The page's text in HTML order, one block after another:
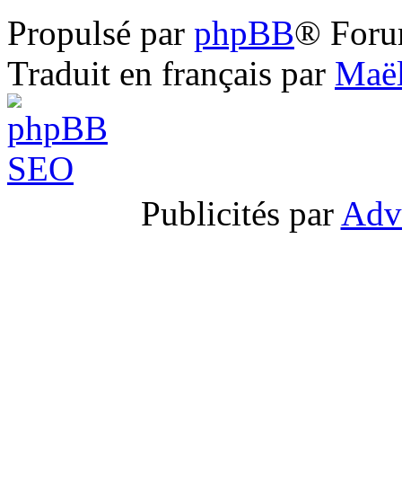
Propulsé par phpBB®
Traduit en français par
Publicités par